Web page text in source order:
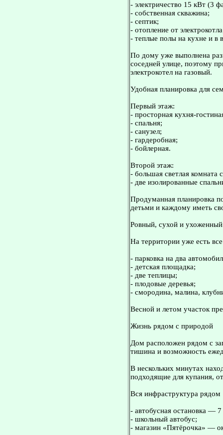
- электричество 15 кВт (3
- собственная скважина;
- септик;
- отопление от
- теплые полы на кухне и в
По дому уже выполнена
соседней улице, поэтому
электрокотел на газовый.
Удобная планировка для
Первый этаж:
- просторная кухня-
- спальня;
- санузел;
- гардеробная;
- бойлерная.
Второй этаж:
- большая светлая комната
- две изолированные
Продуманная планировка
детьми и каждому иметь
Ровный, сухой и
На территории уже есть
- парковка на два
- детская площадка;
- две теплицы;
- плодовые деревья;
- смородина, малина,
Весной и летом участок
Жизнь рядом с природой
Дом расположен рядом с
тишина и возможность
В нескольких минутах
подходящие для купания,
Вся инфраструктура рядом
- автобусная остановка —
- школьный автобус;
- магазин «Пятёрочка» —